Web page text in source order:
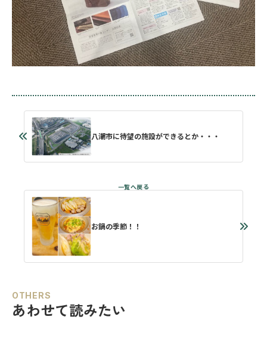
八潮市に待望の施設ができるとか・・・
お鍋の季節！！
OTHERS
あわせて読みたい